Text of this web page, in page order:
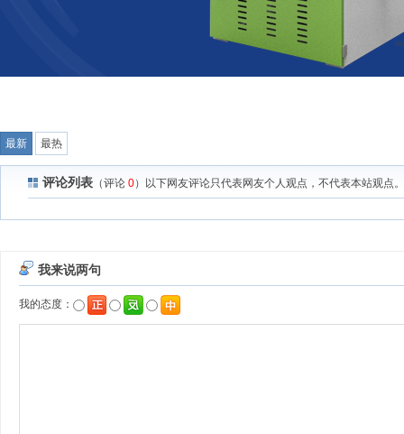
最新 最热
评论列表 （评论 0）以下网友评论只代表网友个人观点，不代表本站观点。
我来说两句
我的态度：